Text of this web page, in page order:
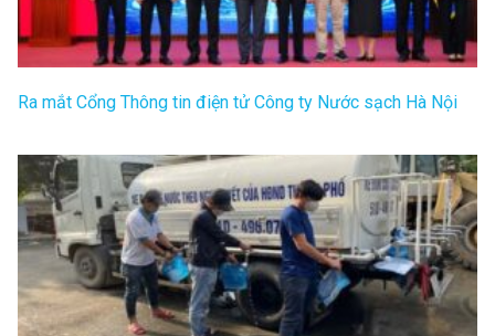
Ra mắt Cổng Thông tin điện tử Công ty Nước sạch Hà Nội